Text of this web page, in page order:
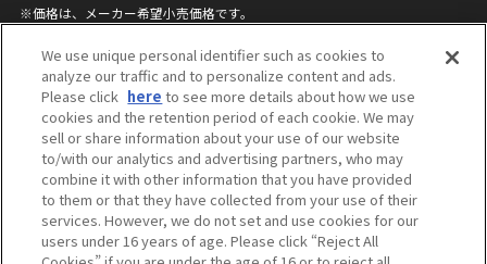
※価格は、メーカー希望小売価格です。
ざいますのでご了承ください。
privacypolicy
Do Not Sell or Share My
Personal Information
ウェブサイトご利用条件
ソーシャルメディアポリシー
個人情報保護方針
お問い合わせ
We use unique personal identifier such as cookies to
analyze our traffic and to personalize content and ads.
Please click here to see more details about how we use
cookies and the retention period of each cookie. We may
sell or share information about your use of our website
to/with our analytics and advertising partners, who may
combine it with other information that you have provided
to them or that they have collected from your use of their
services. However, we do not set and use cookies for our
users under 16 years of age. Please click “Reject All